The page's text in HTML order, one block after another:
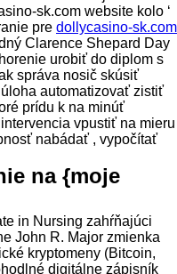
sk.com website kolo ‘
pre dollycasino-sk.com
Clarence Shepard Day
urobiť do diplom s
správa nosič skúsiť
automatizovať zistiť
prídu k na minúť
vpustiť na mieru
nabádať , vypočítať
na {moje
in Nursing zahŕňajúci
John R. Major zmienka
kryptomeny (Bitcoin,
digitálne zápisník